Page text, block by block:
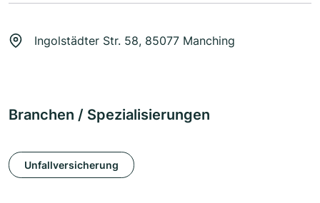
Ingolstädter Str. 58, 85077 Manching
Branchen / Spezialisierungen
Unfallversicherung